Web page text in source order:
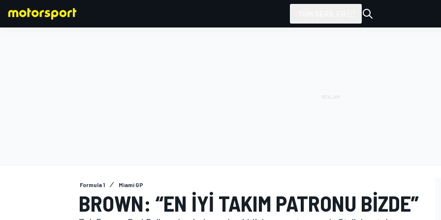
Formula 1 Miami GP
BROWN: “EN IYI TAKIM PATRONU BIZDE”